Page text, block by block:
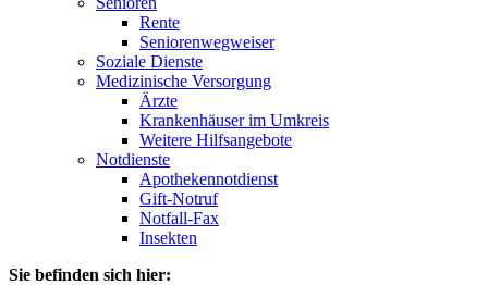
Rente
Seniorenwegweiser
Soziale Dienste
Medizinische Versorgung
Ärzte
Krankenhäuser im Umkreis
Weitere Hilfsangebote
Notdienste
Apothekennotdienst
Gift-Notruf
Notfall-Fax
Insekten
Sie befinden sich hier: